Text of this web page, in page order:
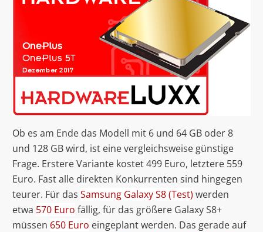
Ob es am Ende das Modell mit 6 und 64 GB oder 8
und 128 GB wird, ist eine vergleichsweise günstige
Frage. Erstere Variante kostet 499 Euro, letztere 559
Euro. Fast alle direkten Konkurrenten sind hingegen
teurer. Für das Samsung Galaxy S8 (Test) werden
etwa 570 Euro fällig, für das größere Galaxy S8+
müssen 650 Euro eingeplant werden. Das gerade auf